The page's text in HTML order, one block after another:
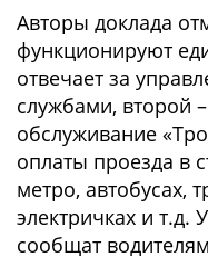
Авторы доклада
функционируют
отвечает за
службами, второй
обслуживание
оплаты проезда в
метро, автобусах,
электричках и т.д.
сообщат